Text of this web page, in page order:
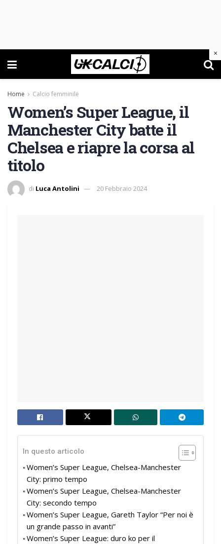
Home Calcio femminile
Women’s Super League, il
Manchester City batte il
Chelsea e riapre la corsa al
titolo
di Luca Antolini 20 Febbraio 2024
In questo articolo
Women’s Super League, Chelsea-Manchester
City: primo tempo
Women’s Super League, Chelsea-Manchester
City: secondo tempo
Women’s Super League, Gareth Taylor “Per noi è
un grande passo in avanti”
Women’s Super League: duro ko per il
×